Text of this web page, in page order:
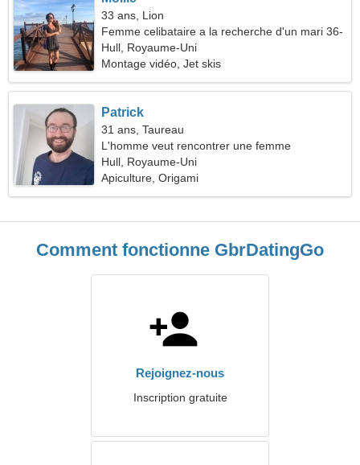
33 ans, Lion
Femme celibataire a la recherche d'un mari 36-
43
Hull, Royaume-Uni
Montage vidéo, Jet skis
Patrick
31 ans, Taureau
L'homme veut rencontrer une femme
Hull, Royaume-Uni
Apiculture, Origami
Comment fonctionne GbrDatingGo
Rejoignez-nous
Inscription gratuite